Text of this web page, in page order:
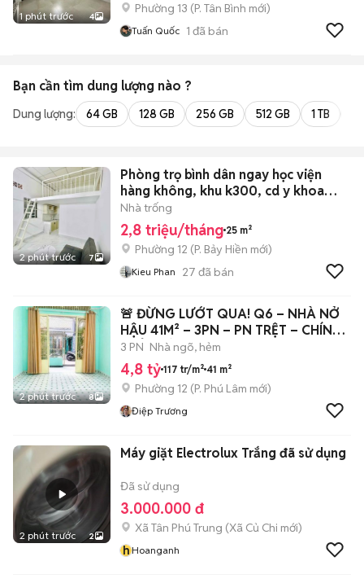
1 phút trước 4
Phường 13 (P. Tân Bình mới)
Tuấn Quốc 1 đã bán
Bạn cần tìm dung lượng nào ?
Dung lượng: 64 GB 128 GB 256 GB 512 GB 1 TB
2 phút trước 7
Phòng trọ bình dân ngay học viện
hàng không, khu k300, cd y khoa
PNT
Nhà trống
2,8 triệu/tháng 25 m²
Phường 12 (P. Bảy Hiền mới)
Kieu Phan 27 đã bán
2 phút trước 8
🚨 ĐỪNG LƯỚT QUA! Q6 – NHÀ NỞ
HẬU 41M² – 3PN – PN TRỆT – CHÍNH
CHỦ 1 ĐỜ
3 PN Nhà ngõ, hẻm
4,8 tỷ 117 tr/m² 41 m²
Phường 12 (P. Phú Lâm mới)
Điệp Trương
2 phút trước 2
Máy giặt Electrolux Trắng đã sử dụng
Đã sử dụng
3.000.000 đ
Xã Tân Phú Trung (Xã Củ Chi mới)
hHoanganh